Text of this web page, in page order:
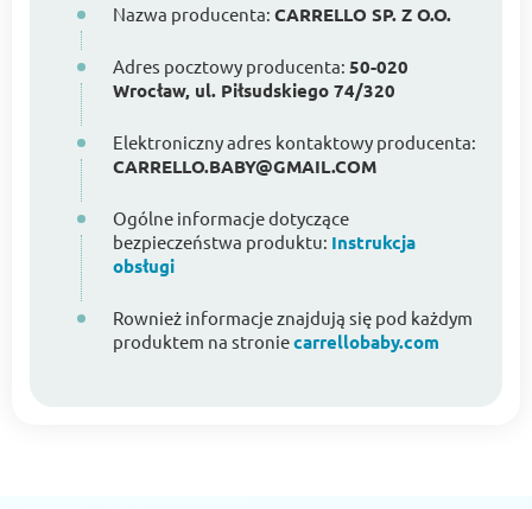
Nazwa producenta: CARRELLO SP. Z O.O.
Adres pocztowy producenta: 50-020
Wrocław, ul. Piłsudskiego 74/320
Elektroniczny adres kontaktowy producenta:
CARRELLO.BABY@GMAIL.COM
Ogólne informacje dotyczące
bezpieczeństwa produktu: Instrukcja
obsługi
Rownież informacje znajdują się pod każdym
produktem na stroniecarrellobaby.com